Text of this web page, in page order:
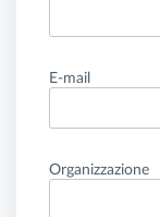
E-mail
Organizzazione